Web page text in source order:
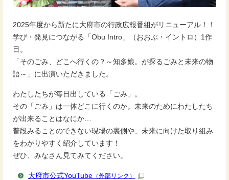
2025年度から新たに大府市の行政広報番組がリニューアル！！
学び・発見につながる「Obu Intro」（おおぶ・イントロ）1作
目。
「そのごみ、どこへ行くの？～知多娘。が探るごみと未来の物
語～」に出演いただきました。
わたしたちが毎日出している「ごみ」。
その「ごみ」は一体どこに行くのか。未来のためにわたしたち
が出来ることはなにか…
普段みることのできない現場の裏側や、未来に向けた取り組み
をわかりやすく紹介しています！
ぜひ、みなさん見てみてください。
大府市公式YouTube （外部リンク）